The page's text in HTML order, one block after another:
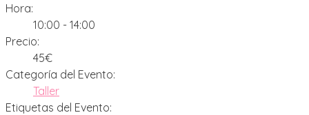
Hora:
10:00 - 14:00
Precio:
45€
Categoría del Evento:
Taller
Etiquetas del Evento: